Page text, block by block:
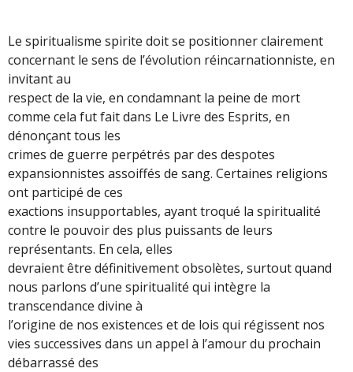
Le spiritualisme spirite doit se positionner clairement
concernant le sens de l’évolution réincarnationniste, en
invitant au
respect de la vie, en condamnant la peine de mort
comme cela fut fait dans Le Livre des Esprits, en
dénonçant tous les
crimes de guerre perpétrés par des despotes
expansionnistes assoiffés de sang. Certaines religions
ont participé de ces
exactions insupportables, ayant troqué la spiritualité
contre le pouvoir des plus puissants de leurs
représentants. En cela, elles
devraient être définitivement obsolètes, surtout quand
nous parlons d’une spiritualité qui intègre la
transcendance divine à
l’origine de nos existences et de lois qui régissent nos
vies successives dans un appel à l’amour du prochain
débarrassé des